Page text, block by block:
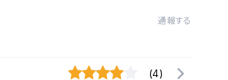
通報する
(4)